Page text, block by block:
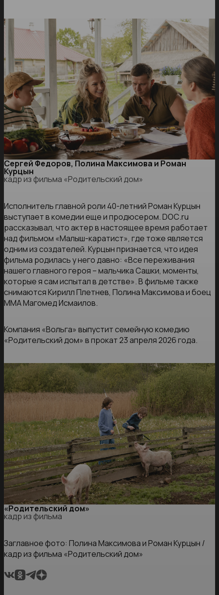
Сергей Федоров, Полина Максимова и Роман
Курцын
кадр из фильма «Родительский дом»
Исполнитель главной роли 40-летний Роман Курцын
выступает в комедии еще и продюсером. DОС.ru
рассказывал, что актер в настоящее время работает
над фильмом «Малыш-каратист», где тоже является
одним из создателей. Курцын признается, что идея
фильма родилась у него давно: «Все переживания
нашего главного героя – мальчика Сашки, моменты,
которые я сам испытал в детстве». В фильме также
снимаются Кирилл Плетнев, Полина Максимова и боец
MMA Магомед Исмаилов.
Компания «Вольга» выпустит семейную комедию
«Родительский дом» в прокат 23 апреля 2026 года.
«Родительский дом»
кадр из фильма
Заглавное фото: Полина Максимова и Роман Курцын /
кадр из фильма «Родительский дом»